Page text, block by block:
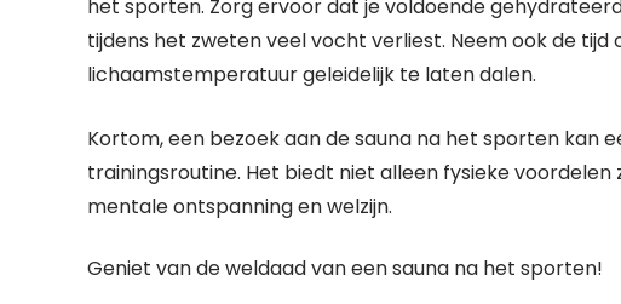
het sporten. Zorg ervoor dat je voldoende
tijdens het zweten veel vocht verliest. Neem ook de tijd
lichaamstemperatuur geleidelijk te laten dalen.
Kortom, een bezoek aan de sauna na het sporten kan
trainingsroutine. Het biedt niet alleen fysieke
mentale ontspanning en welzijn.
Geniet van de weldaad van een sauna na het sporten!